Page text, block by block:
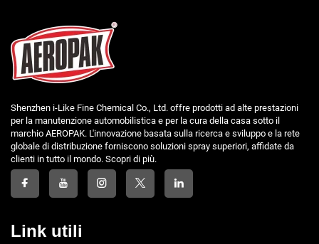
Shenzhen i-Like Fine Chemical Co., Ltd. offre prodotti ad alte prestazioni
per la manutenzione automobilistica e per la cura della casa sotto il
marchio AEROPAK. L'innovazione basata sulla ricerca e sviluppo e la rete
globale di distribuzione forniscono soluzioni spray superiori, affidate da
clienti in tutto il mondo. Scopri di più.
Link utili